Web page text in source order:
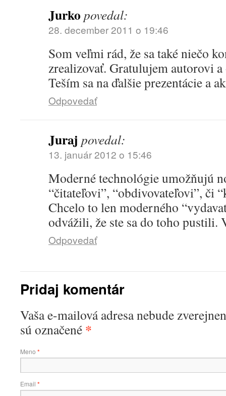
Jurko povedal:
28. december 2011 o 19:46
Som veľmi rád, že sa také niečo
zrealizovať. Gratulujem autorovi
Teším sa na ďalšie prezentácie a
Odpovedať
Juraj povedal:
13. január 2012 o 15:46
Moderné technológie umožňujú
“čitateľovi”, “obdivovateľovi”, či
Chcelo to len moderného
odvážili, že ste sa do toho pustili.
Odpovedať
Pridaj komentár
Vaša e-mailová adresa nebude
sú označené *
Meno *
Email *